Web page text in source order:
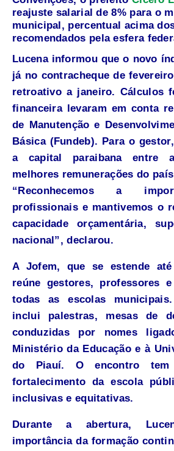
reajuste salarial de 8% para o
municipal, percentual acima
recomendados pela esfera
Lucena informou que o novo
já no contracheque de
retroativo a janeiro. Cálculos
financeira levaram em conta
de Manutenção e
Básica (Fundeb). Para o
a capital paraibana entre
melhores remunerações do
“Reconhecemos a
profissionais e mantivemos o
capacidade orçamentária,
nacional”, declarou.
A Jofem, que se estende
reúne gestores, professores
todas as escolas
inclui palestras, mesas de
conduzidas por nomes
Ministério da Educação e à
do Piauí. O encontro
fortalecimento da escola
inclusivas e equitativas.
Durante a abertura,
importância da formação